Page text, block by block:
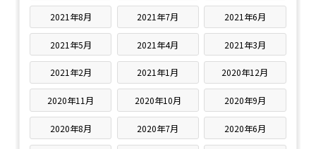
2021年8月 2021年7月 2021年6月
2021年5月 2021年4月 2021年3月
2021年2月 2021年1月 2020年12月
2020年11月 2020年10月 2020年9月
2020年8月 2020年7月 2020年6月